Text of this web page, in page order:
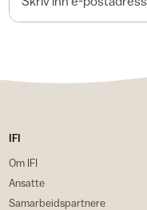
IFI
Om IFI
Ansatte
Samarbeidspartnere